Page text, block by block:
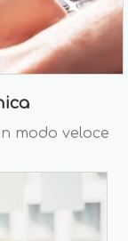
modo veloce